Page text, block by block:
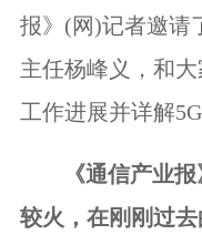
报》(网)记者邀请
主任杨峰义，和
工作进展并详解
《通信产业
较火，在刚刚过